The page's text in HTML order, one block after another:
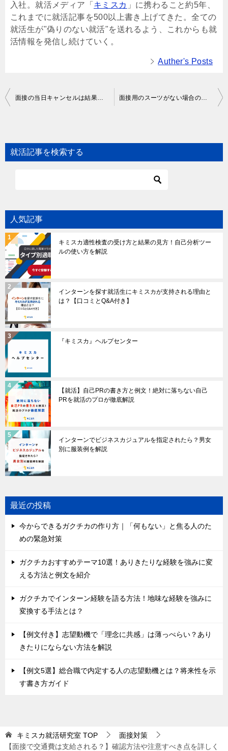
入社。就活メディア「 キミスカ 」に携わること約5年、
これまでに就活記事を500以上書き上げてきた。全ての
就活生が"偽りのない就活"を送れるよう、これからも就
活情報を発信し続けていく。
Auther's Posts
Post
面接の当日キャンセルは結果に響く？キャンセル方法からマナーまで詳しく解説 面接用のスーツがない場合の対処法や服装のポイントを解説
就活記事を検索する
人気記事
キミスカ適性検査の受け方と結果の見方！自己分析ツー
ルの使い方を解説
インターンを探す就活生にキミスカが支持される理由と
は？【口コミとQ&A付き】
『キミスカ』ヘルプセンター
【就活】自己PRの書き方と例文！絶対に落ちない自己
PRを就活のプロが徹底解説
インターンでビジネスカジュアルを指定されたら？男女
別に服装例を解説
最近の投稿
今からできるガクチカの作り方｜「何もない」と焦る人のた
めの緊急対策
ガクチカおすすめテーマ10選！ありきたりな経験を強みに変
える方法と例文を紹介
ガクチカでインターン経験を語る方法！地味な経験を強みに
変換する手法とは？
【例文付き】志望動機で「理念に共感」は薄っぺらい？あり
きたりにならない方法を解説
【例文5選】総合職で内定する人の志望動機とは？将来性を示
す書き方ガイド
キミスカ就活研究室 TOP
面接対策
【面接で交通費は支給される？】確認方法や注意すべき点を詳しく